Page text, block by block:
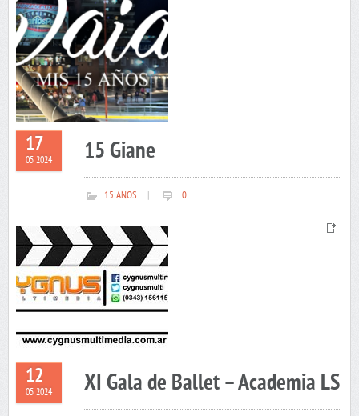
17
05 2024 15 Giane
15 AÑOS 0
12
05 2024 XI Gala de Ballet – Academia LS